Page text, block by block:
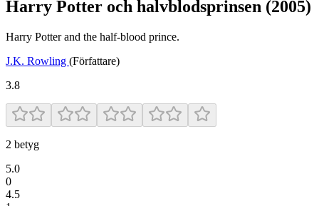
Harry Potter och halvblodsprinsen (2005)
Harry Potter and the half-blood prince.
J.K. Rowling (Författare)
3.8
2 betyg
5.0
0
4.5